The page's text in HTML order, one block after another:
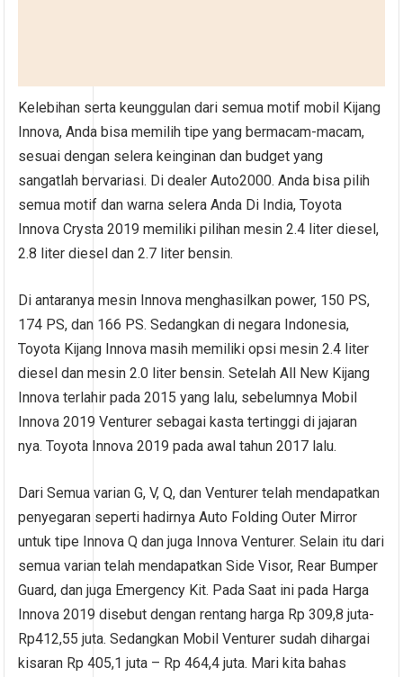
Kelebihan serta keunggulan dari semua motif mobil Kijang
Innova, Anda bisa memilih tipe yang bermacam-macam,
sesuai dengan selera keinginan dan budget yang
sangatlah bervariasi. Di dealer Auto2000. Anda bisa pilih
semua motif dan warna selera Anda Di India, Toyota
Innova Crysta 2019 memiliki pilihan mesin 2.4 liter diesel,
2.8 liter diesel dan 2.7 liter bensin.
Di antaranya mesin Innova menghasilkan power, 150 PS,
174 PS, dan 166 PS. Sedangkan di negara Indonesia,
Toyota Kijang Innova masih memiliki opsi mesin 2.4 liter
diesel dan mesin 2.0 liter bensin. Setelah All New Kijang
Innova terlahir pada 2015 yang lalu, sebelumnya Mobil
Innova 2019 Venturer sebagai kasta tertinggi di jajaran
nya. Toyota Innova 2019 pada awal tahun 2017 lalu.
Dari Semua varian G, V, Q, dan Venturer telah mendapatkan
penyegaran seperti hadirnya Auto Folding Outer Mirror
untuk tipe Innova Q dan juga Innova Venturer. Selain itu dari
semua varian telah mendapatkan Side Visor, Rear Bumper
Guard, dan juga Emergency Kit. Pada Saat ini pada Harga
Innova 2019 disebut dengan rentang harga Rp 309,8 juta-
Rp412,55 juta. Sedangkan Mobil Venturer sudah dihargai
kisaran Rp 405,1 juta – Rp 464,4 juta. Mari kita bahas